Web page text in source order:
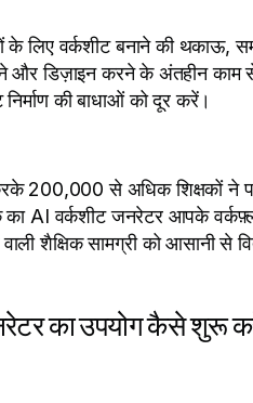
लिए वर्कशीट बनाने की थकाऊ,
और डिज़ाइन करने के अंतहीन काम
की बाधाओं को दूर करें।
200,000 से अधिक शिक्षकों ने
का AI वर्कशीट जनरेटर आपके
शैक्षिक सामग्री को आसानी से
का उपयोग कैसे शुरू